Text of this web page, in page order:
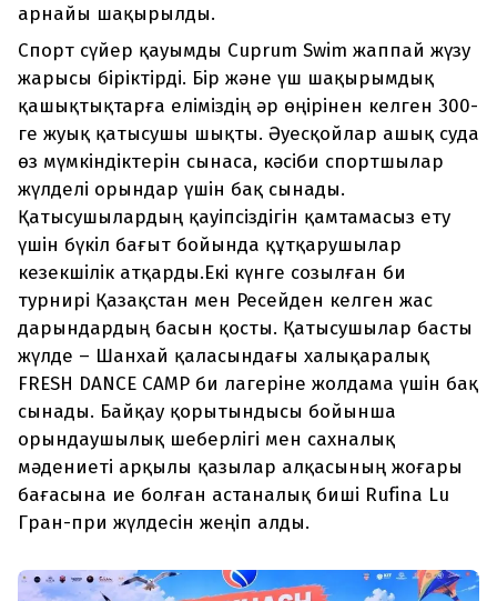
арнайы шақырылды.
Спорт сүйер қауымды Cuprum Swim жаппай жүзу
жарысы біріктірді. Бір және үш шақырымдық
қашықтықтарға еліміздің әр өңірінен келген 300-
ге жуық қатысушы шықты. Әуесқойлар ашық суда
өз мүмкіндіктерін сынаса, кәсіби спортшылар
жүлделі орындар үшін бақ сынады.
Қатысушылардың қауіпсіздігін қамтамасыз ету
үшін бүкіл бағыт бойында құтқарушылар
кезекшілік атқарды.Екі күнге созылған би
турнирі Қазақстан мен Ресейден келген жас
дарындардың басын қосты. Қатысушылар басты
жүлде – Шанхай қаласындағы халықаралық
FRESH DANCE CAMP би лагеріне жолдама үшін бақ
сынады. Байқау қорытындысы бойынша
орындаушылық шеберлігі мен сахналық
мәдениеті арқылы қазылар алқасының жоғары
бағасына ие болған астаналық биші Rufina Lu
Гран-при жүлдесін жеңіп алды.